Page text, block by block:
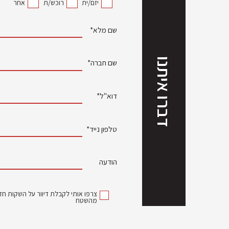
דברו איתנו
יזם/ית
רוכש/ת אחר
שם מלא*
שם חברה*
דוא"ל*
טלפון נייד*
הודעה
צרפו אותי לקבלת דיוור על השקות
מהשטח